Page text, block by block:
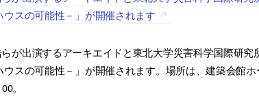
スの可能性－」が開催されます
が出演するアーキエイドと東北大学災害科学国際研究
スの可能性－」が開催されます。場所は、建築会館
。